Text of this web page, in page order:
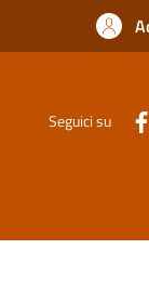
Seguici su